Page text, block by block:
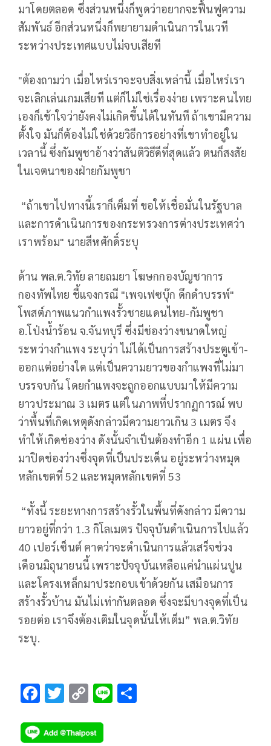
มาโดยตลอด ซึ่งส่วนหนึ่งก็พูดว่าอยากจะฟื้นฟูความ
สัมพันธ์ อีกส่วนหนึ่งก็พยายามดำเนินการในเวที
ระหว่างประเทศแบบไม่จบเสียที
"ต้องถามว่า เมื่อไหร่เราจะจบสิ่งเหล่านี้ เมื่อไหร่เรา
จะเลิกเล่นเกมเสียที แต่ก็ไม่ใช่เรื่องง่าย เพราะคนไทย
เองก็เข้าใจว่ายังคงไม่เกิดขึ้นได้ในทันที ถ้าเขามีความ
ตั้งใจ มันก็ต้องไม่ใช่ด้วยวิธีการอย่างที่เขาทำอยู่ใน
เวลานี้ ซึ่งกัมพูชาอ้างว่าสันติวิธีดีที่สุดแล้ว ตนก็สงสัย
ในเจตนาของฝ่ายกัมพูชา
“ถ้าเขาไปทางนี้เราก็เต็มที่ ขอให้เชื่อมั่นในรัฐบาล
และการดำเนินการของกระทรวงการต่างประเทศว่า
เราพร้อม" นายสีหศักดิ์ระบุ
ด้าน พล.ต.วิทัย ลายถมยา โฆษกกองบัญชาการ
กองทัพไทย ชี้แจงกรณี "เพจเฟซบุ๊ก ดึกดำบรรพ์"
โพสต์ภาพแนวกำแพงรั้วชายแดนไทย-กัมพูชา
อ.โป่งน้ำร้อน จ.จันทบุรี ซึ่งมีช่องว่างขนาดใหญ่
ระหว่างกำแพง ระบุว่า ไม่ได้เป็นการสร้างประตูเข้า-
ออกแต่อย่างใด แต่เป็นความยาวของกำแพงที่ไม่มา
บรรจบกัน โดยกำแพงจะถูกออกแบบมาให้มีความ
ยาวประมาณ 3 เมตร แต่ในภาพที่ปรากฏการณ์ พบ
ว่าพื้นที่เกิดเหตุดังกล่าวมีความยาวเกิน 3 เมตร จึง
ทำให้เกิดช่องว่าง ดังนั้นจำเป็นต้องทำอีก 1 แผ่น เพื่อ
มาปิดช่องว่างซึ่งจุดที่เป็นประเด็น อยู่ระหว่างหมุด
หลักเขตที่ 52 และหมุดหลักเขตที่ 53
“ทั้งนี้ ระยะทางการสร้างรั้วในพื้นที่ดังกล่าว มีความ
ยาวอยู่ที่กว่า 1.3 กิโลเมตร ปัจจุบันดำเนินการไปแล้ว
40 เปอร์เซ็นต์ คาดว่าจะดำเนินการแล้วเสร็จช่วง
เดือนมิถุนายนนี้ เพราะปัจจุบันเหลือแค่นำแผ่นปูน
และโครงเหล็กมาประกอบเข้าด้วยกัน เสมือนการ
สร้างรั้วบ้าน มันไม่เท่ากันตลอด ซึ่งจะมีบางจุดที่เป็น
รอยต่อ เราจึงต้องเติมในจุดนั้นให้เต็ม” พล.ต.วิทัย
ระบุ.
F
e
T
tt
C
p
Li